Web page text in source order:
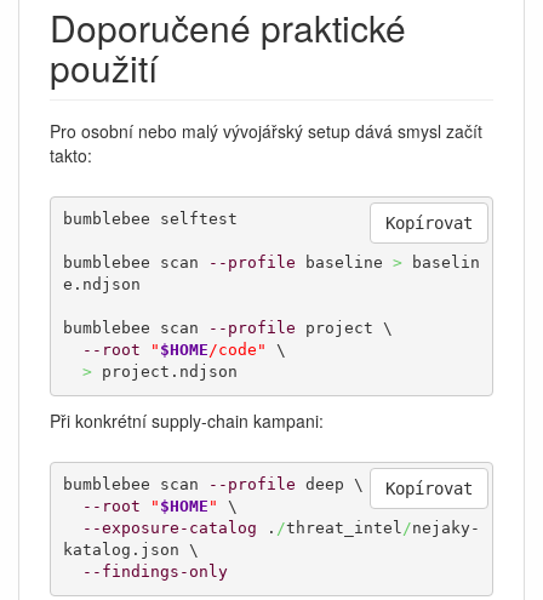
Doporučené praktické
použití
Pro osobní nebo malý vývojářský setup dává smysl začít
takto:
bumblebee selftest
bumblebee scan --profile baseline > baselin
e.ndjson
bumblebee scan --profile project \
--root
" $HOME/code" \
> project.ndjson
Kopírovat
Při konkrétní supply-chain kampani:
bumblebee scan --profile deep \
--root
" $HOME " \
--exposure-catalog . /threat_intel/nejaky-
katalog.json \
--findings-only
Kopírovat